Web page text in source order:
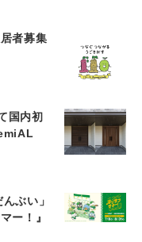
者募集
国内初
ぶい」
ー！』